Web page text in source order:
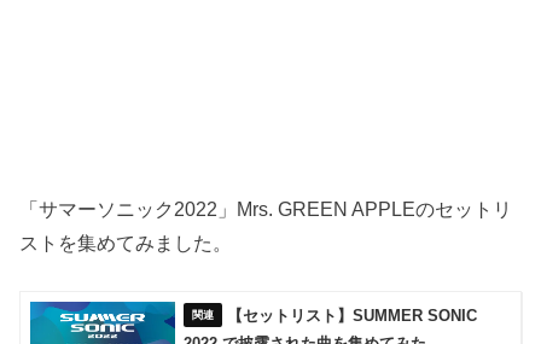
「サマーソニック2022」Mrs. GREEN APPLEのセットリ
ストを集めてみました。
【セットリスト】SUMMER SONIC